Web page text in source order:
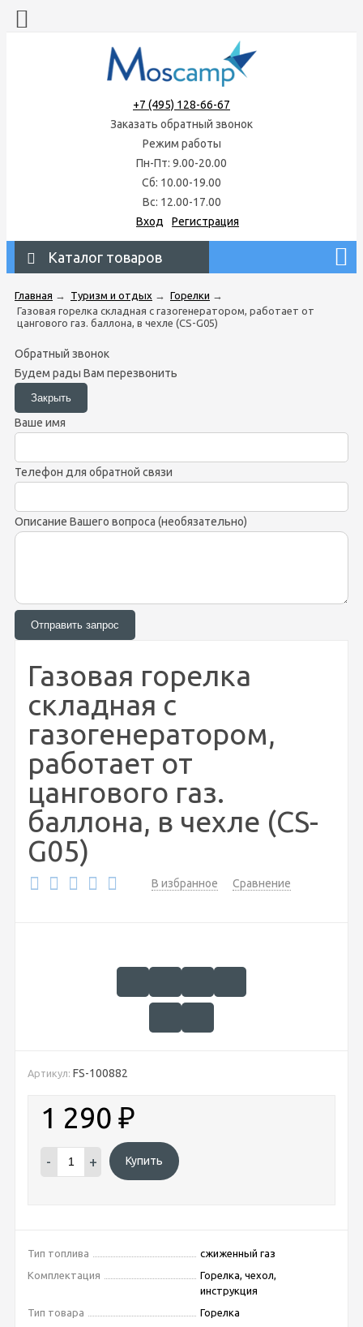
+7 (495) 128-66-67
Заказать обратный звонок
Режим работы
Пн-Пт: 9.00-20.00
Сб: 10.00-19.00
Вс: 12.00-17.00
Вход
Регистрация
Каталог товаров
Главная → Туризм и отдых → Горелки →
Газовая горелка складная с газогенератором, работает от
цангового газ. баллона, в чехле (CS-G05)
Обратный звонок
Будем рады Вам перезвонить
Ваше имя
Телефон для обратной связи
Описание Вашего вопроса (необязательно)
Газовая горелка
складная с
газогенератором,
работает от
цангового газ.
баллона, в чехле (CS-
G05)
В избранное Сравнение
Артикул: FS-100882
1 290 ₽
- + Купить
Тип топлива
сжиженный газ
Комплектация
Горелка, чехол,
инструкция
Тип товара
Горелка